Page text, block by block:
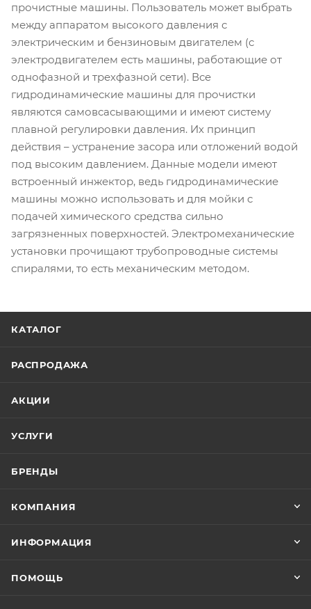
прочистные машины. Пользователь может выбрать
между аппаратом высокого давления с
электрическим и бензиновым двигателем (с
электродвигателем есть машины, работающие от
однофазной и трехфазной сети). Все
гидродинамические машины для прочистки
являются самовсасывающими и имеют систему
плавной регулировки давления. Их принцип
действия – устранение засора или отложений водой
под высоким давлением. Данные модели имеют
встроенный инжектор, ведь гидродинамические
машины можно использовать и для мойки с
подачей химического средства сильно
загрязненных поверхностей. Электромеханические
установки прочищают трубопроводные системы
спиралями, то есть механическим методом.
КАТАЛОГ
РАСПРОДАЖА
АКЦИИ
УСЛУГИ
БРЕНДЫ
КОМПАНИЯ
ИНФОРМАЦИЯ
ПОМОЩЬ